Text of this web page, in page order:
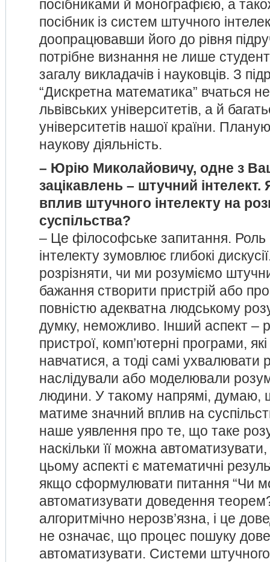
посібниками й монографією, а
посібник із систем штучного
доопрацювавши його до рівня
потрібне визнання не лише
загалу викладачів і науковців. З
“Дискретна математика” вчаться
львівських університетів, а й
університетів нашої країни.
наукову діяльність.
– Юрію Миколайовичу, одне з
зацікавлень – штучний інтелект.
вплив штучного інтелекту на
суспільства?
– Це філософське запитання. Роль
інтелекту зумовлює глибокі
розрізняти, чи ми розуміємо
бажання створити пристрій або
повністю адекватна людському
думку, неможливо. Інший аспект –
пристрої, комп’ютерні програми,
навчатися, а тоді самі ухвалювати
наслідували або моделювали
людини. У такому напрямі, думаю,
матиме значний вплив на
наше уявлення про те, що таке
наскільки її можна автоматизувати,
цьому аспекті є математичні
якщо сформулювати питання “Чи
автоматизувати доведення
алгоритмічно нерозв’язна, і це
не означає, що процес пошуку
автоматизувати. Системи штучного